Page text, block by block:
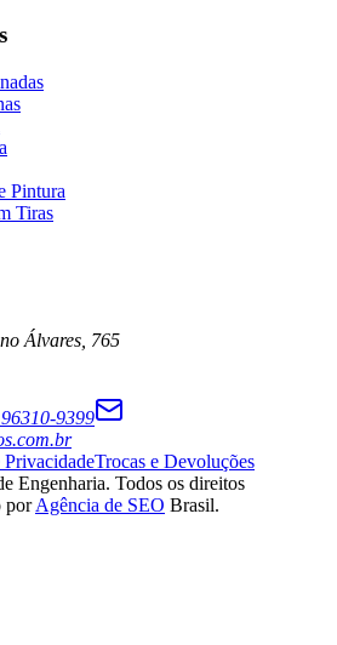
Pintura
Tiras
Álvares, 765
96310-9399
Trocas e Devoluções
Engenharia. Todos os direitos
por Agência de SEO Brasil.